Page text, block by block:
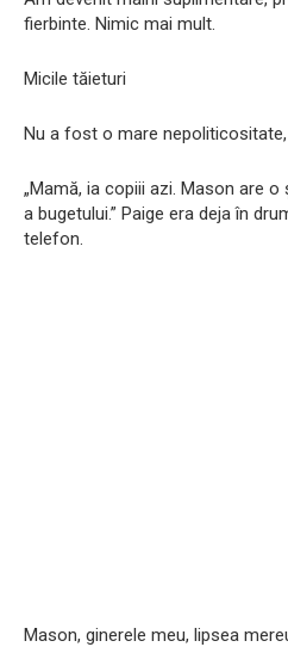
fierbinte. Nimic mai mult.
Micile tăieturi
Nu a fost o mare
„Mamă, ia copiii azi. Mason are
a bugetului.” Paige era deja în
telefon.
Mason, ginerele meu, lipsea